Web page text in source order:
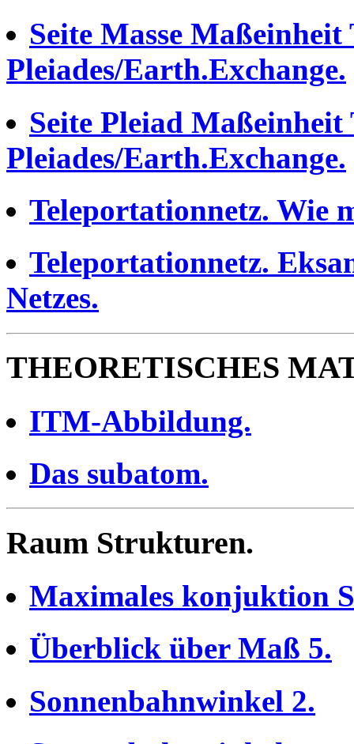
Seite Masse Maßeinheit
Pleiades/Earth.Exchange.
Seite Pleiad Maßeinheit
Pleiades/Earth.Exchange.
Teleportationnetz. Wie
Teleportationnetz.
Netzes.
THEORETISCHES
ITM-Abbildung.
Das subatom.
Raum Strukturen.
Maximales konjuktion
Überblick über Maß 5.
Sonnenbahnwinkel 2.